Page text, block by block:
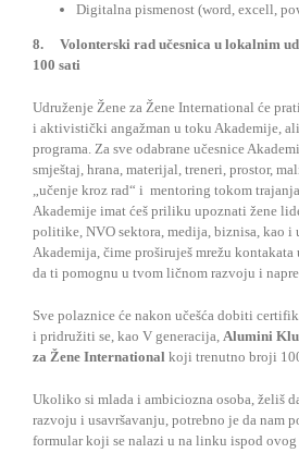
Digitalna pismenost (word, excell,
8. Volonterski rad učesnica u lokalnim
100 sati
Udruženje Žene za Žene International će
i aktivistički angažman u toku Akademije,
programa. Za sve odabrane učesnice
smještaj, hrana, materijal, treneri, prostor,
„učenje kroz rad“ i mentoring tokom
Akademije imat ćeš priliku upoznati žene
politike, NVO sektora, medija, biznisa, kao i
Akademija, čime proširuješ mrežu
da ti pomognu u tvom ličnom razvoju i
Sve polaznice će nakon učešća dobiti
i pridružiti se, kao V generacija, Alumini
za Žene International koji trenutno broji
Ukoliko si mlada i ambiciozna osoba, želiš
razvoju i usavršavanju, potrebno je da nam
formular koji se nalazi u na linku ispod ovog